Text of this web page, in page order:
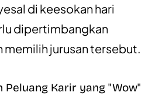
di keesokan hari
dipertimbangkan
memilih jurusan tersebut.
Karir yang "Wow"